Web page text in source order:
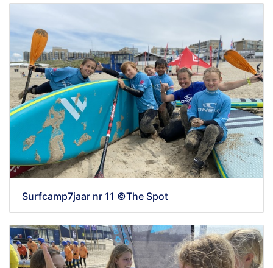
Surfcamp7jaar nr 11 ©The Spot